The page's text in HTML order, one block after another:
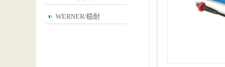
WERNER/稳耐